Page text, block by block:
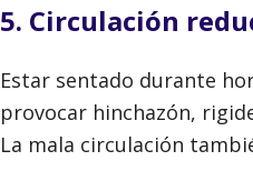
5. Circulación
Estar sentado durante
provocar hinchazón,
La mala circulación